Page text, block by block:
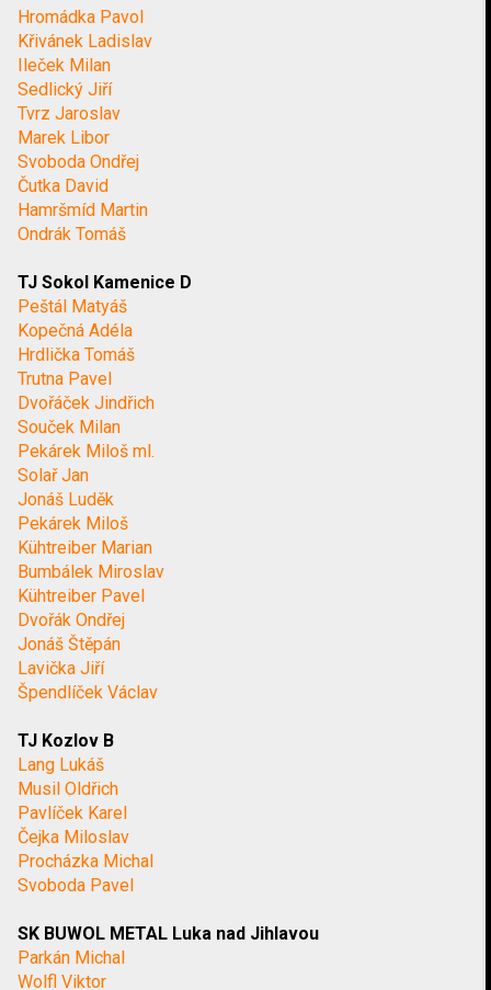
Hromádka Pavol
Křivánek Ladislav
Ileček Milan
Sedlický Jiří
Tvrz Jaroslav
Marek Libor
Svoboda Ondřej
Čutka David
Hamršmíd Martin
Ondrák Tomáš
TJ Sokol Kamenice D
Peštál Matyáš
Kopečná Adéla
Hrdlička Tomáš
Trutna Pavel
Dvořáček Jindřich
Souček Milan
Pekárek Miloš ml.
Solař Jan
Jonáš Luděk
Pekárek Miloš
Kühtreiber Marian
Bumbálek Miroslav
Kühtreiber Pavel
Dvořák Ondřej
Jonáš Štěpán
Lavička Jiří
Špendlíček Václav
TJ Kozlov B
Lang Lukáš
Musil Oldřich
Pavlíček Karel
Čejka Miloslav
Procházka Michal
Svoboda Pavel
SK BUWOL METAL Luka nad Jihlavou
Parkán Michal
Wolfl Viktor